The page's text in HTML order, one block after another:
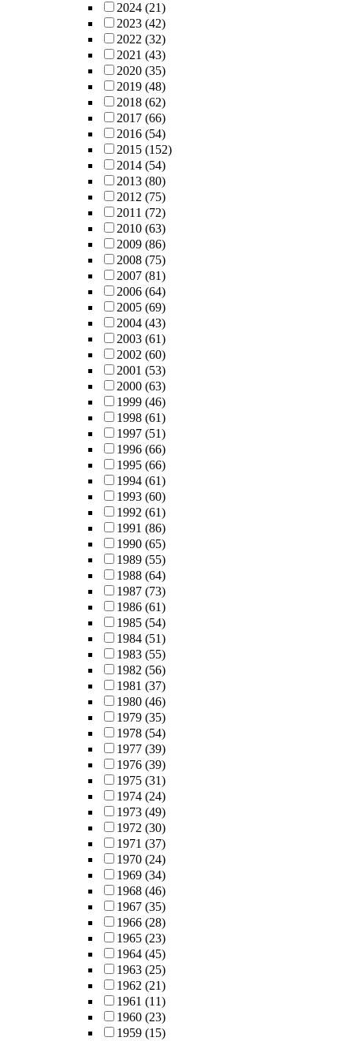
2024 (21)
2023 (42)
2022 (32)
2021 (43)
2020 (35)
2019 (48)
2018 (62)
2017 (66)
2016 (54)
2015 (152)
2014 (54)
2013 (80)
2012 (75)
2011 (72)
2010 (63)
2009 (86)
2008 (75)
2007 (81)
2006 (64)
2005 (69)
2004 (43)
2003 (61)
2002 (60)
2001 (53)
2000 (63)
1999 (46)
1998 (61)
1997 (51)
1996 (66)
1995 (66)
1994 (61)
1993 (60)
1992 (61)
1991 (86)
1990 (65)
1989 (55)
1988 (64)
1987 (73)
1986 (61)
1985 (54)
1984 (51)
1983 (55)
1982 (56)
1981 (37)
1980 (46)
1979 (35)
1978 (54)
1977 (39)
1976 (39)
1975 (31)
1974 (24)
1973 (49)
1972 (30)
1971 (37)
1970 (24)
1969 (34)
1968 (46)
1967 (35)
1966 (28)
1965 (23)
1964 (45)
1963 (25)
1962 (21)
1961 (11)
1960 (23)
1959 (15)